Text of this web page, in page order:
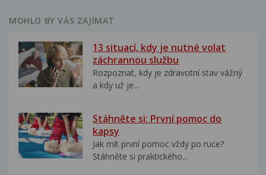
MOHLO BY VÁS ZAJÍMAT
13 situací, kdy je nutné volat
záchrannou službu
Rozpoznat, kdy je zdravotní stav vážný
a kdy už je...
Stáhněte si: První pomoc do
kapsy
Jak mít první pomoc vždy po ruce?
Stáhněte si praktického...